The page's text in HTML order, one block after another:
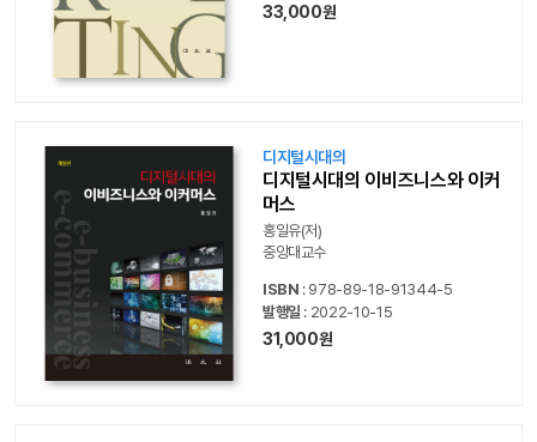
33,000원
디지털시대의
디지털시대의 이비즈니스와 이커
머스
홍일유(저)
중앙대교수
ISBN : 978-89-18-91344-5
발행일 : 2022-10-15
31,000원